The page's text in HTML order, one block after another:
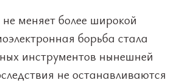
меняет более широкой
борьба стала
инструментов нынешней
не останавливаются